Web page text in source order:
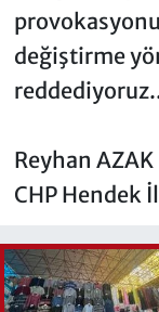
değiştirme
Reyhan AZAK
CHP Hendek